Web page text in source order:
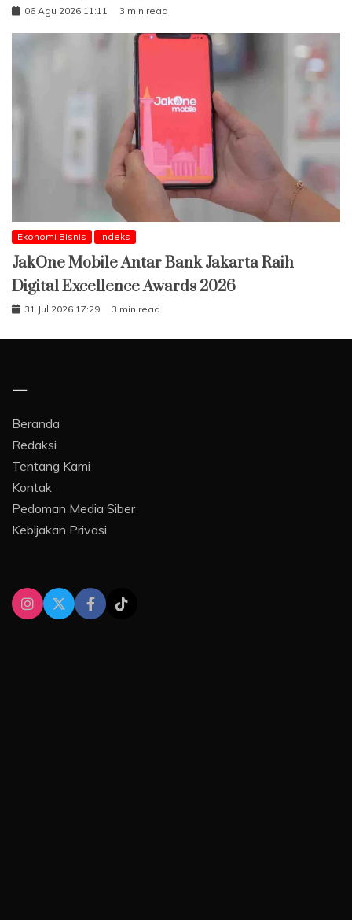
06 Agu 2026 11:11 3 min read
Ekonomi Bisnis Indeks
JakOne Mobile Antar Bank Jakarta Raih
Digital Excellence Awards 2026
31 Jul 2026 17:29 3 min read
–
Beranda
Redaksi
Tentang Kami
Kontak
Pedoman Media Siber
Kebijakan Privasi